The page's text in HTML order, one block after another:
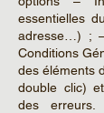
essentielles
adresse…) ;
Conditions
des éléments
double clic)
des